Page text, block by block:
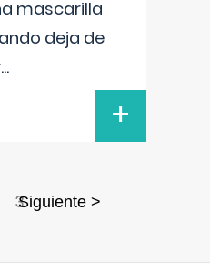
mascarilla
deja de
...
+
3Siguiente >